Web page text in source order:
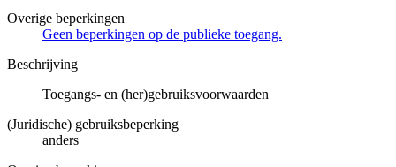
Overige beperkingen
Geen beperkingen op de publieke toegang.
Beschrijving
Toegangs- en (her)gebruiksvoorwaarden
(Juridische) gebruiksbeperking
anders